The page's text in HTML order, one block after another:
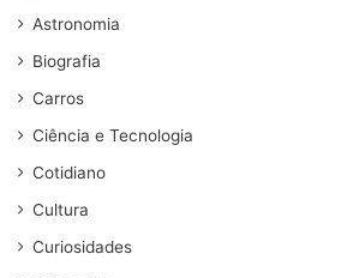
Astronomia
Biografia
Carros
Ciência e Tecnologia
Cotidiano
Cultura
Curiosidades